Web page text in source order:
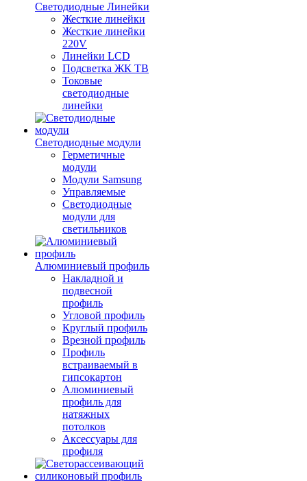
Светодиодные Линейки
Жесткие линейки
Жесткие линейки
220V
Линейки LCD
Подсветка ЖК ТВ
Токовые
светодиодные
линейки
Светодиодные модули
Герметичные
модули
Модули Samsung
Управляемые
Светодиодные
модули для
светильников
Алюминиевый профиль
Накладной и
подвесной
профиль
Угловой профиль
Круглый профиль
Врезной профиль
Профиль
встраиваемый в
гипсокартон
Алюминиевый
профиль для
натяжных
потолков
Аксессуары для
профиля